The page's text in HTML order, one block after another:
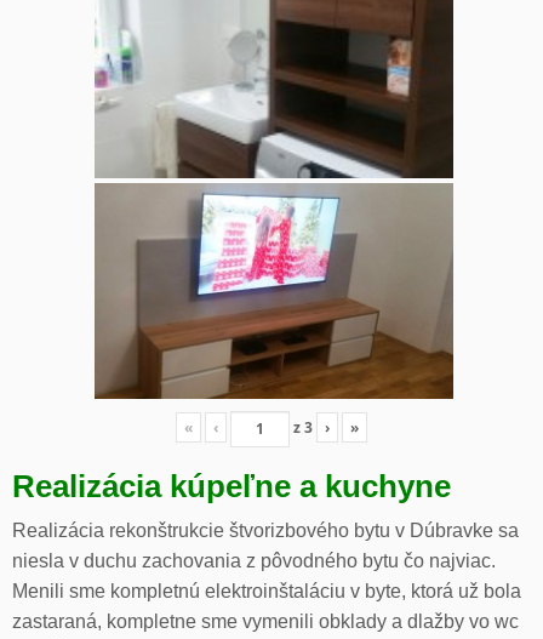
« ‹ z3 › »
Realizácia kúpeľne a kuchyne
Realizácia rekonštrukcie štvorizbového bytu v Dúbravke sa
niesla v duchu zachovania z pôvodného bytu čo najviac.
Menili sme kompletnú elektroinštaláciu v byte, ktorá už bola
zastaraná, kompletne sme vymenili obklady a dlažby vo wc